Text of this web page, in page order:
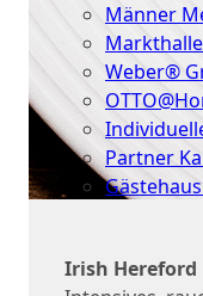
Männer
Weber®
Partner
Über
Irish Hereford